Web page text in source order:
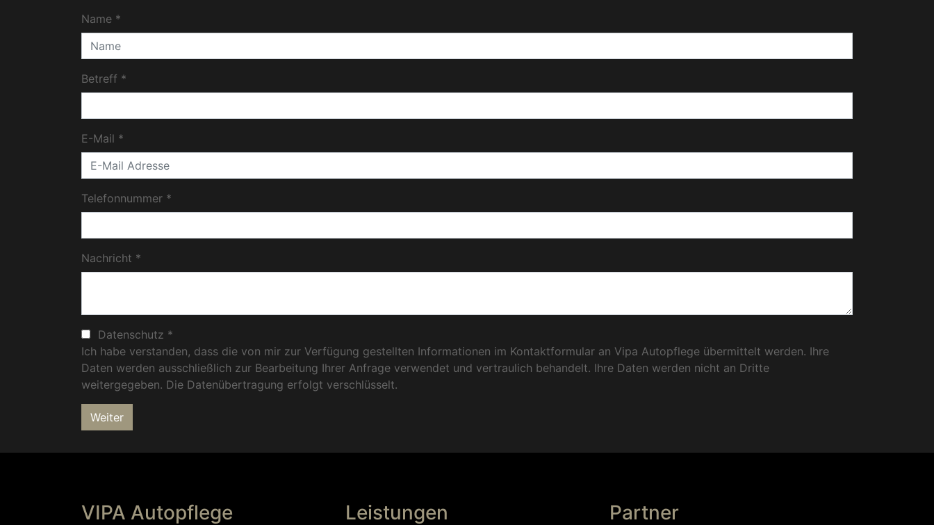
Name *
Betreff *
E-Mail *
Telefonnummer *
Nachricht *
Datenschutz *
Ich habe verstanden, dass die von mir zur Verfügung gestellten Informationen im Kontaktformular an Vipa Autopflege übermittelt werden. Ihre
Daten werden ausschließlich zur Bearbeitung Ihrer Anfrage verwendet und vertraulich behandelt. Ihre Daten werden nicht an Dritte
weitergegeben. Die Datenübertragung erfolgt verschlüsselt.
Weiter
VIPA Autopflege Leistungen Partner